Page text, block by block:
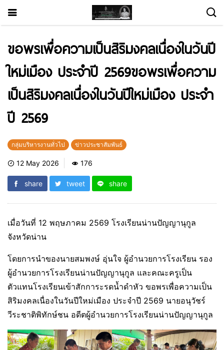
ขอพรเพื่อความเป็นสิริมงคลเนื่องในวันปี
ใหม่เมือง ประจำปี 2569ขอพรเพื่อความ
เป็นสิริมงคลเนื่องในวันปีใหม่เมือง ประจำ
ปี 2569
กลุ่มบริหารงานทั่วไป ข่าวประชาสัมพันธ์
12 May 2026 176
share tweet share
เมื่อวันที่ 12 พฤษภาคม 2569 โรงเรียนน่านปัญญานุกูล
จังหวัดน่าน
โดยการนำของนายสมพงษ์ อุ่นใจ ผู้อำนวยการโรงเรียน รอง
ผู้อำนวยการโรงเรียนน่านปัญญานุกูล และคณะครูเป็น
ตัวแทนโรงเรียนเข้าสักการะรดน้ำดำหัว ขอพรเพื่อความเป็น
สิริมงคลเนื่องในวันปีใหม่เมือง ประจำปี 2569 นายอนุวัชร์
วีระชาติพิทักษ์ชน อดีตผู้อำนวยการโรงเรียนน่านปัญญานุกูล